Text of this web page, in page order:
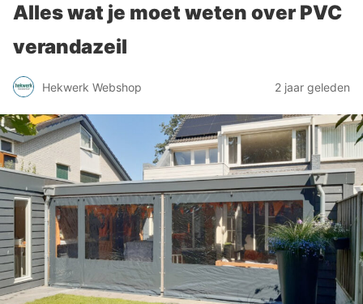
Alles wat je moet weten over PVC
verandazeil
Hekwerk Webshop 2 jaar geleden